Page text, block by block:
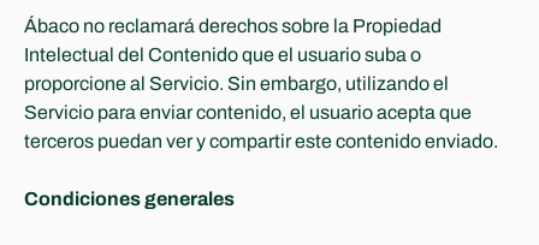
Ábaco no reclamará derechos sobre la Propiedad
Intelectual del Contenido que el usuario suba o
proporcione al Servicio. Sin embargo, utilizando el
Servicio para enviar contenido, el usuario acepta que
terceros puedan ver y compartir este contenido enviado.
Condiciones generales